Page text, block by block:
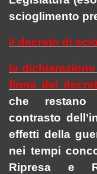
scioglimento
il decreto di
la
firma del
che restano
contrasto
effetti della
nei tempi
Ripresa e